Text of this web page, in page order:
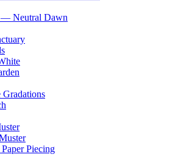
— Neutral Dawn
Gradations
Piecing